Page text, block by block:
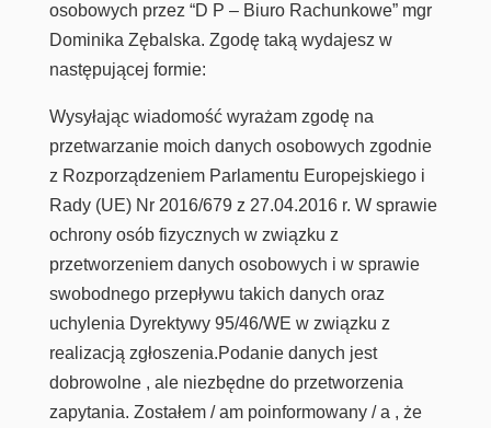
osobowych przez “D P – Biuro Rachunkowe” mgr
Dominika Zębalska. Zgodę taką wydajesz w
następującej formie:
Wysyłając wiadomość wyrażam zgodę na
przetwarzanie moich danych osobowych zgodnie
z Rozporządzeniem Parlamentu Europejskiego i
Rady (UE) Nr 2016/679 z 27.04.2016 r. W sprawie
ochrony osób fizycznych w związku z
przetworzeniem danych osobowych i w sprawie
swobodnego przepływu takich danych oraz
uchylenia Dyrektywy 95/46/WE w związku z
realizacją zgłoszenia.Podanie danych jest
dobrowolne , ale niezbędne do przetworzenia
zapytania. Zostałem / am poinformowany / a , że